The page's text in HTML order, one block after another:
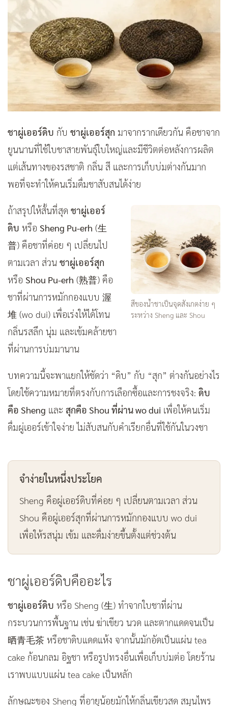
ชาผู่เออร์ดิบ กับ ชาผู่เออร์สุก มาจากรากเดียวกัน คือชาจาก
ยูนนานที่ใช้ใบชาสายพันธุ์ใบใหญ่และมีชีวิตต่อหลังการผลิต
แต่เส้นทางของรสชาติ กลิ่น สี และการเก็บบ่มต่างกันมาก
พอที่จะทำให้คนเริ่มดื่มชาสับสนได้ง่าย
สีของน้ำชาเป็นจุดสังเกตง่าย ๆ
ระหว่าง Sheng และ Shou
ถ้าสรุปให้สั้นที่สุด ชาผู่เออร์
ดิบ หรือ Sheng Pu-erh (生
普) คือชาที่ค่อย ๆ เปลี่ยนไป
ตามเวลา ส่วน ชาผู่เออร์สุก
หรือ Shou Pu-erh (熟普) คือ
ชาที่ผ่านการหมักกองแบบ 渥
堆 (wo dui) เพื่อเร่งให้ได้โทน
กลิ่นรสลึก นุ่ม และเข้มคล้ายชา
ที่ผ่านการบ่มมานาน
บทความนี้จะพาแยกให้ชัดว่า “ดิบ” กับ “สุก” ต่างกันอย่างไร
โดยใช้ความหมายที่ตรงกับการเลือกซื้อและการชงจริง: ดิบ
คือ Sheng และ สุกคือ Shou ที่ผ่าน wo dui เพื่อให้คนเริ่ม
ดื่มผู่เออร์เข้าใจง่าย ไม่สับสนกับคำเรียกอื่นที่ใช้กันในวงชา
จำง่ายในหนึ่งประโยค
Sheng คือผู่เออร์ดิบที่ค่อย ๆ เปลี่ยนตามเวลา ส่วน
Shou คือผู่เออร์สุกที่ผ่านการหมักกองแบบ wo dui
เพื่อให้รสนุ่ม เข้ม และดื่มง่ายขึ้นตั้งแต่ช่วงต้น
ชาผู่เออร์ดิบคืออะไร
ชาผู่เออร์ดิบ หรือ Sheng (生) ทำจากใบชาที่ผ่าน
กระบวนการพื้นฐาน เช่น ฆ่าเขียว นวด และตากแดดจนเป็น
晒青毛茶 หรือชาดิบแดดแห้ง จากนั้นมักอัดเป็นแผ่น tea
cake ก้อนกลม อิฐชา หรือรูปทรงอื่นเพื่อเก็บบ่มต่อ โดยร้าน
เราพบแบบแผ่น tea cake เป็นหลัก
ลักษณะของ Sheng ที่อายุน้อยมักให้กลิ่นเขียวสด สมุนไพร